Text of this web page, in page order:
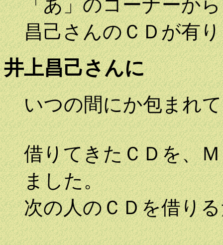
「あ」のコーナーか
昌己さんのＣＤが有
井上昌己さんに
いつの間にか包まれ
借りてきたＣＤを、
ました。
次の人のＣＤを借り